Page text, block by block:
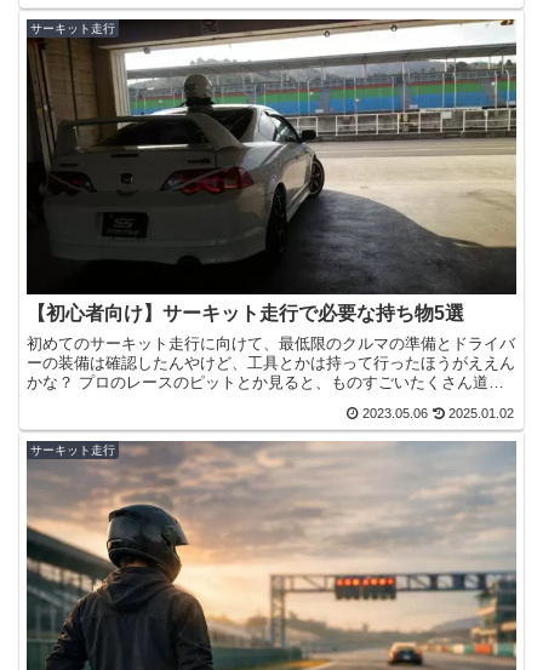
サーキット走行
【初心者向け】サーキット走行で必要な持ち物5選
初めてのサーキット走行に向けて、最低限のクルマの準備とドライバ
ーの装備は確認したんやけど、工具とかは持って行ったほうがええん
かな？ プロのレースのピットとか見ると、ものすごいたくさん道具
2023.05.06 2025.01.02
サーキット走行